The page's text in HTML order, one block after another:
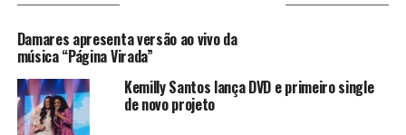
Damares apresenta versão ao vivo da
música “Página Virada”
Kemilly Santos lança DVD e primeiro single
de novo projeto